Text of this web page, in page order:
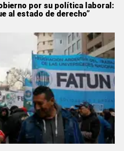
por su política laboral:
al estado de derecho”